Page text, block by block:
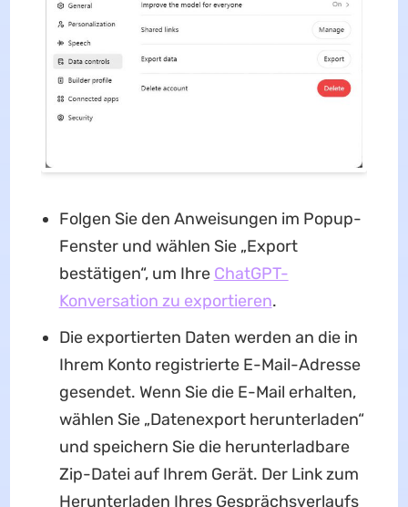
Folgen Sie den Anweisungen im Popup-
Fenster und wählen Sie „Export
bestätigen“, um Ihre ChatGPT-
Konversation zu exportieren.
Die exportierten Daten werden an die in
Ihrem Konto registrierte E-Mail-Adresse
gesendet. Wenn Sie die E-Mail erhalten,
wählen Sie „Datenexport herunterladen“
und speichern Sie die herunterladbare
Zip-Datei auf Ihrem Gerät. Der Link zum
Herunterladen Ihres Gesprächsverlaufs